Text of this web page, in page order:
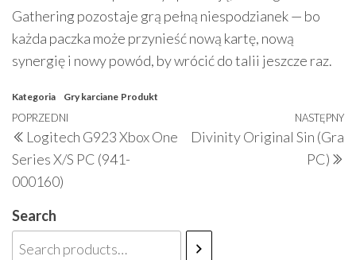
Gathering pozostaje grą pełną niespodzianek — bo
każda paczka może przynieść nową kartę, nową
synergię i nowy powód, by wrócić do talii jeszcze raz.
Kategoria Gry karciane Produkt
Nawigacja
wpisu
Poprzedni
wpis
POPRZEDNI
Logitech G923 Xbox One
Series X/S PC (941-
000160)
NASTĘPNY
Divinity Original Sin (Gra
PC)
Search